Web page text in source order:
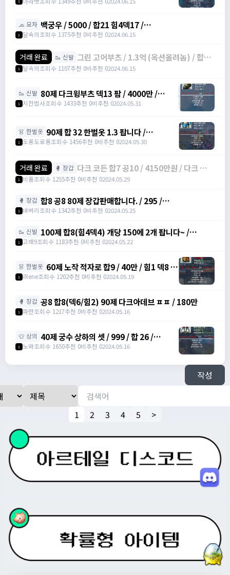
1
🧢 모자 백궁우 / 5000 / 합21 힘4덱17 /
https://open.kakao.com/o/sUYHuOGf
1 달속의조회수 1375추천 0비추천 02024.06.15
거래 완료 🥾 신발 그린 고어부츠 / 1.3억 (옥션올려놈) / 합17
(힘3덱14) 점프력15 3작 /
1 달속의조회수 1107추천 0비추천 02024.06.15
🥾 신발 80제 다크윙부츠 덱13 팜 / 4000만 /
https://open.kakao.com/o/stXXW99f
1 지전법사조회수 1433추천 0비추천 02024.05.31
👗 한벌옷 90제 합 32 한벌옷 1.3 팝니다 /
130,000,000 / 90제 합 32 한벌옷 /
https://open.kakao.com/o/s5skYEag
1 도롱도로롱조회수 1456추천 0비추천 02024.05.30
거래 완료 🥊 장갑 다크 코든 합7 공10 / 4150만원 / 다크 코든
다크코든 /
1 비품조회수 1255추천 0비추천 02024.05.29
🥊 장갑 합8 공8 80제 장갑판매합니다. / 295 /
https://open.kakao.com/o/gaBgfYeg /
1 바버리조회수 1342추천 0비추천 02024.05.25
🥾 신발 100제 합8(힘4덱4) 개당 150에 2개 팝니다~ /
1500000 /
1 고래9조회수 1183추천 0비추천 02024.05.22
👗 한벌옷 60제 노작 적자로 합9 / 40만 / 힘1 덱8 /
https://open.kakao.com/o/sIu3Itmg
1 iRene조회수 1202추천 0비추천 02024.05.19
🥊 장갑 공8 합8(덱6/힘2) 90제 다크아데브 ㅍㅍ / 180만
1 파란조회수 1217추천 0비추천 02024.05.16
👕 상의 40제 궁수 상하의 셋 / 999 / 합 26 /
https://open.kakao.com/o/su5eIheg
1 노와조회수 1650추천 0비추천 02024.05.16
작성
1 2 3 4 5 >